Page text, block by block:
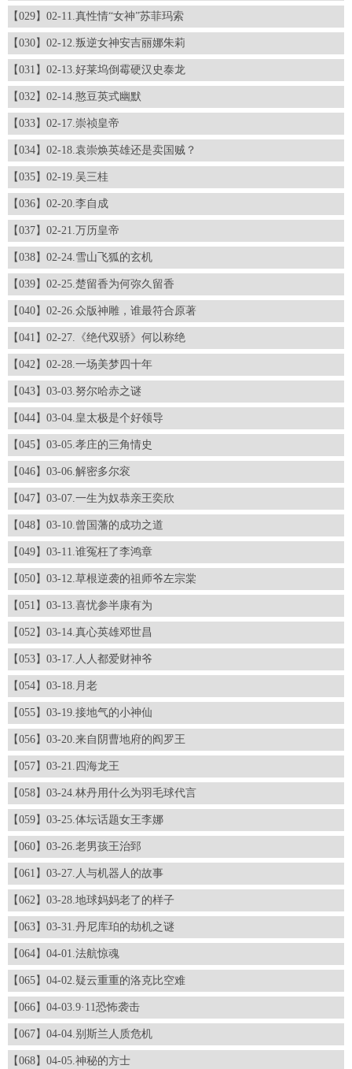
【029】02-11.真性情“女神”苏菲玛索
【030】02-12.叛逆女神安吉丽娜朱莉
【031】02-13.好莱坞倒霉硬汉史泰龙
【032】02-14.憨豆英式幽默
【033】02-17.崇祯皇帝
【034】02-18.袁崇焕英雄还是卖国贼？
【035】02-19.吴三桂
【036】02-20.李自成
【037】02-21.万历皇帝
【038】02-24.雪山飞狐的玄机
【039】02-25.楚留香为何弥久留香
【040】02-26.众版神雕，谁最符合原著
【041】02-27.《绝代双骄》何以称绝
【042】02-28.一场美梦四十年
【043】03-03.努尔哈赤之谜
【044】03-04.皇太极是个好领导
【045】03-05.孝庄的三角情史
【046】03-06.解密多尔衮
【047】03-07.一生为奴恭亲王奕欣
【048】03-10.曾国藩的成功之道
【049】03-11.谁冤枉了李鸿章
【050】03-12.草根逆袭的祖师爷左宗棠
【051】03-13.喜忧参半康有为
【052】03-14.真心英雄邓世昌
【053】03-17.人人都爱财神爷
【054】03-18.月老
【055】03-19.接地气的小神仙
【056】03-20.来自阴曹地府的阎罗王
【057】03-21.四海龙王
【058】03-24.林丹用什么为羽毛球代言
【059】03-25.体坛话题女王李娜
【060】03-26.老男孩王治郅
【061】03-27.人与机器人的故事
【062】03-28.地球妈妈老了的样子
【063】03-31.丹尼库珀的劫机之谜
【064】04-01.法航惊魂
【065】04-02.疑云重重的洛克比空难
【066】04-03.9·11恐怖袭击
【067】04-04.别斯兰人质危机
【068】04-05.神秘的方士